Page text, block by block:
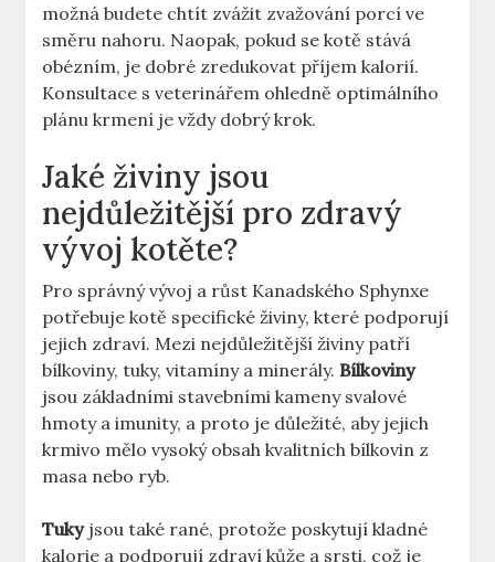
možná budete chtít zvážit zvažování porcí ve
směru nahoru. Naopak, pokud se kotě stává
obézním, je dobré zredukovat příjem kalorií.
Konsultace s veterinářem ohledně optimálního
plánu krmení je vždy dobrý krok.
Jaké živiny jsou
nejdůležitější pro zdravý
vývoj kotěte?
Pro správný vývoj a růst Kanadského Sphynxe
potřebuje kotě specifické živiny, které podporují
jejich zdraví. Mezi nejdůležitější živiny patří
bílkoviny, tuky, vitamíny a minerály.Bílkoviny
jsou základními stavebními kameny svalové
hmoty a imunity, a proto je důležité, aby jejich
krmivo mělo vysoký obsah kvalitních bílkovin z
masa nebo ryb.
Tukyjsou také rané, protože poskytují kladné
kalorie a podporují zdraví kůže a srsti, což je